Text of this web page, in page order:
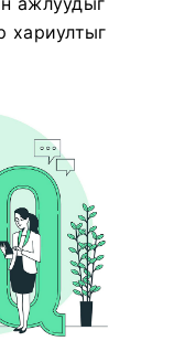
хариултыг